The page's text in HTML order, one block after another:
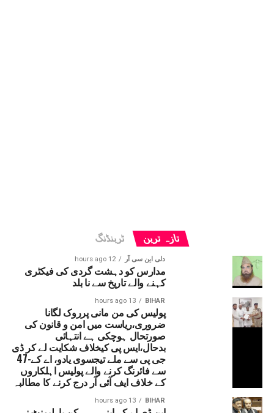
تازہ ترین ٹرینڈنگ
دلی این سی آر 12 hours ago
مدارس کو دہشت گردی کی فیکٹری
کہنے والے تاریخ سے نا بلد
BIHAR
13 hours ago
پولیس کی من مانی پرروک لگانا
ضروری،ریاست میں امن و قانون کی
صورتحال ہوچکی ہے انتہائی
بدحال،ایس پی کیخلاف شکایت لے کر ڈی
جی پی سے ملے تیجسوی یادو، اے کے-47
سے فائرنگ کرنے والے پولیس اہلکاروں
کے خلاف ایف آئی آر درج کرنے کا مطالبہ
BIHAR
13 hours ago